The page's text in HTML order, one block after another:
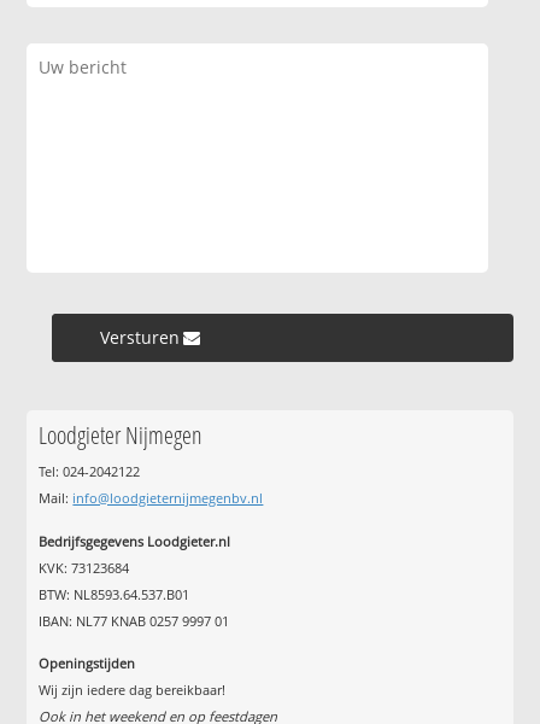
Versturen »
Loodgieter Nijmegen
Tel: 024-2042122
Mail: info@loodgieternijmegenbv.nl
Bedrijfsgegevens Loodgieter.nl
KVK: 73123684
BTW: NL8593.64.537.B01
IBAN: NL77 KNAB 0257 9997 01
Openingstijden
Wij zijn iedere dag bereikbaar!
Ook in het weekend en op feestdagen